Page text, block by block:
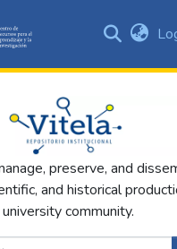
&
Collections
All of DSpace
Statistics
preserve, and
and historical
university community.